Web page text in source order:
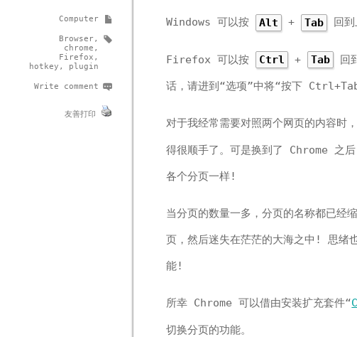
Windows 可以按 Alt + Tab 回
Firefox 可以按 Ctrl + Tab 回
话，请进到“选项”中将“按下
对于我经常需要对照两个网页的内容
得很顺手了。可是换到了 Chrome 之
各个分页一样!
当分页的数量一多，分页的名称都已经
页，然后迷失在茫茫的大海之中! 思
能!
所幸 Chrome 可以借由安装扩充套件“
切换分页的功能。
Computer
Browser,
chrome ,
Firefox ,
hotkey , plugin
Write comment
友善打印